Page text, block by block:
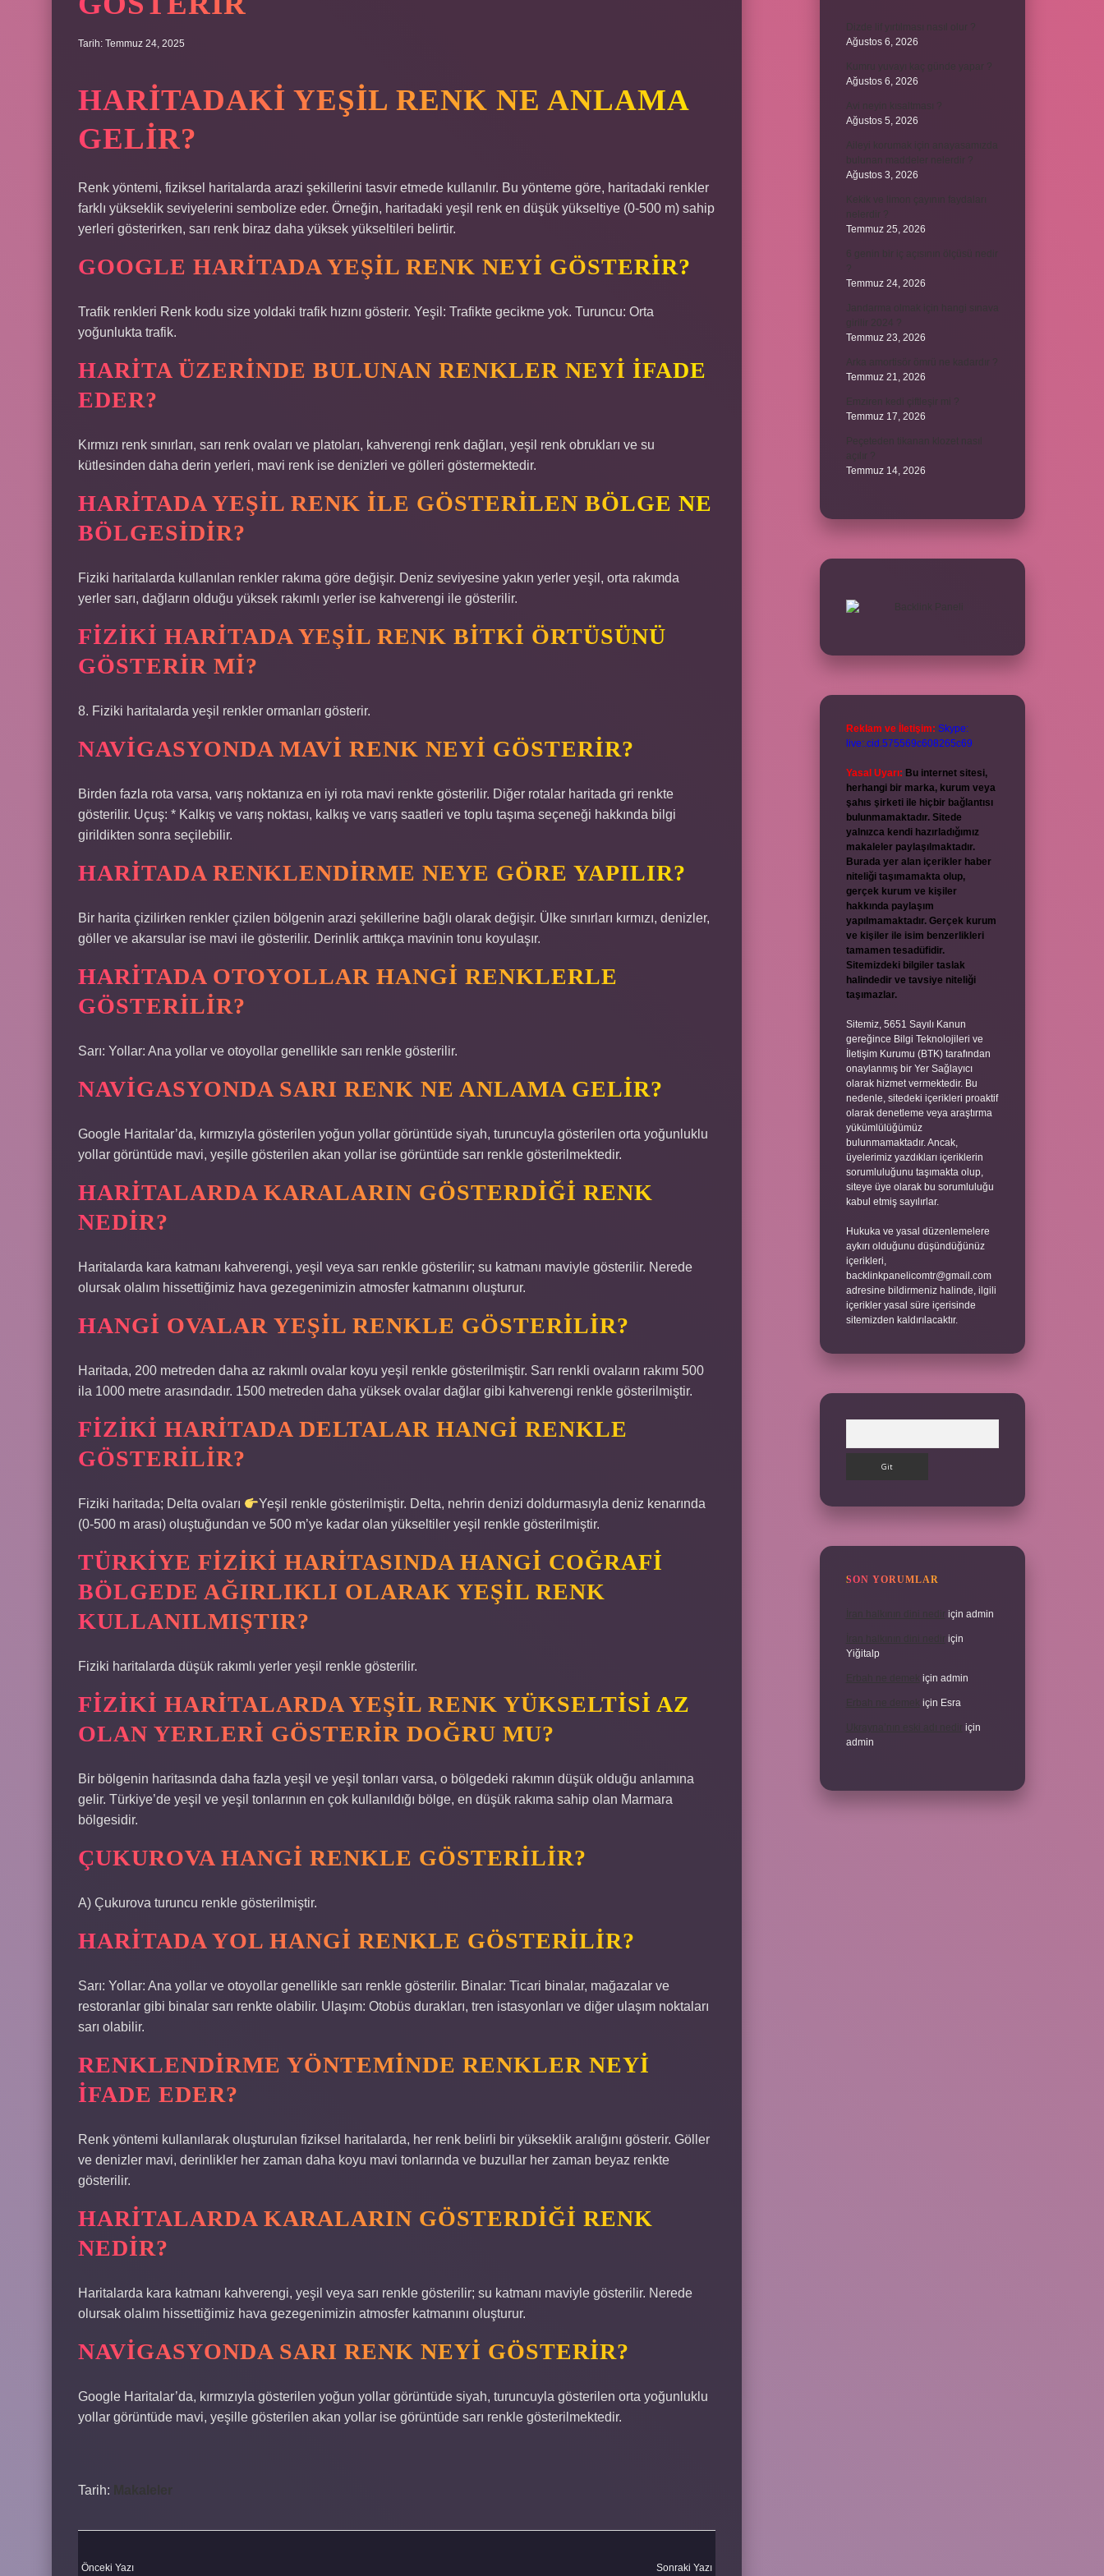
Tarih: Temmuz 24, 2025
HARITADAKI YEŞIL RENK NE ANLAMA
GELIR?
Renk yöntemi, fiziksel haritalarda arazi şekillerini tasvir etmede kullanılır. Bu yönteme göre, haritadaki renkler
farklı yükseklik seviyelerini sembolize eder. Örneğin, haritadaki yeşil renk en düşük yükseltiye (0-500 m) sahip
yerleri gösterirken, sarı renk biraz daha yüksek yükseltileri belirtir.
GOOGLE HARITADA YEŞIL RENK NEYI GÖSTERIR?
Trafik renkleri Renk kodu size yoldaki trafik hızını gösterir. Yeşil: Trafikte gecikme yok. Turuncu: Orta
yoğunlukta trafik.
HARITA ÜZERINDE BULUNAN RENKLER NEYI IFADE
EDER?
Kırmızı renk sınırları, sarı renk ovaları ve platoları, kahverengi renk dağları, yeşil renk obrukları ve su
kütlesinden daha derin yerleri, mavi renk ise denizleri ve gölleri göstermektedir.
HARITADA YEŞIL RENK ILE GÖSTERILEN BÖLGE NE
BÖLGESIDIR?
Fiziki haritalarda kullanılan renkler rakıma göre değişir. Deniz seviyesine yakın yerler yeşil, orta rakımda
yerler sarı, dağların olduğu yüksek rakımlı yerler ise kahverengi ile gösterilir.
FIZIKI HARITADA YEŞIL RENK BITKI ÖRTÜSÜNÜ
GÖSTERIR MI?
8. Fiziki haritalarda yeşil renkler ormanları gösterir.
NAVIGASYONDA MAVI RENK NEYI GÖSTERIR?
Birden fazla rota varsa, varış noktanıza en iyi rota mavi renkte gösterilir. Diğer rotalar haritada gri renkte
gösterilir. Uçuş: * Kalkış ve varış noktası, kalkış ve varış saatleri ve toplu taşıma seçeneği hakkında bilgi
girildikten sonra seçilebilir.
HARITADA RENKLENDIRME NEYE GÖRE YAPILIR?
Bir harita çizilirken renkler çizilen bölgenin arazi şekillerine bağlı olarak değişir. Ülke sınırları kırmızı, denizler,
göller ve akarsular ise mavi ile gösterilir. Derinlik arttıkça mavinin tonu koyulaşır.
HARITADA OTOYOLLAR HANGI RENKLERLE
GÖSTERILIR?
Sarı: Yollar: Ana yollar ve otoyollar genellikle sarı renkle gösterilir.
NAVIGASYONDA SARI RENK NE ANLAMA GELIR?
Google Haritalar’da, kırmızıyla gösterilen yoğun yollar görüntüde siyah, turuncuyla gösterilen orta yoğunluklu
yollar görüntüde mavi, yeşille gösterilen akan yollar ise görüntüde sarı renkle gösterilmektedir.
HARITALARDA KARALARIN GÖSTERDIĞI RENK
NEDIR?
Haritalarda kara katmanı kahverengi, yeşil veya sarı renkle gösterilir; su katmanı maviyle gösterilir. Nerede
olursak olalım hissettiğimiz hava gezegenimizin atmosfer katmanını oluşturur.
HANGI OVALAR YEŞIL RENKLE GÖSTERILIR?
Haritada, 200 metreden daha az rakımlı ovalar koyu yeşil renkle gösterilmiştir. Sarı renkli ovaların rakımı 500
ila 1000 metre arasındadır. 1500 metreden daha yüksek ovalar dağlar gibi kahverengi renkle gösterilmiştir.
FIZIKI HARITADA DELTALAR HANGI RENKLE
GÖSTERILIR?
Fiziki haritada; Delta ovaları
Yeşil renkle gösterilmiştir. Delta, nehrin denizi doldurmasıyla deniz kenarında
(0-500 m arası) oluştuğundan ve 500 m’ye kadar olan yükseltiler yeşil renkle gösterilmiştir.
TÜRKIYE FIZIKI HARITASINDA HANGI COĞRAFI
BÖLGEDE AĞIRLIKLI OLARAK YEŞIL RENK
KULLANILMIŞTIR?
Fiziki haritalarda düşük rakımlı yerler yeşil renkle gösterilir.
FIZIKI HARITALARDA YEŞIL RENK YÜKSELTISI AZ
OLAN YERLERI GÖSTERIR DOĞRU MU?
Bir bölgenin haritasında daha fazla yeşil ve yeşil tonları varsa, o bölgedeki rakımın düşük olduğu anlamına
gelir. Türkiye’de yeşil ve yeşil tonlarının en çok kullanıldığı bölge, en düşük rakıma sahip olan Marmara
bölgesidir.
ÇUKUROVA HANGI RENKLE GÖSTERILIR?
A) Çukurova turuncu renkle gösterilmiştir.
HARITADA YOL HANGI RENKLE GÖSTERILIR?
Sarı: Yollar: Ana yollar ve otoyollar genellikle sarı renkle gösterilir. Binalar: Ticari binalar, mağazalar ve
restoranlar gibi binalar sarı renkte olabilir. Ulaşım: Otobüs durakları, tren istasyonları ve diğer ulaşım noktaları
sarı olabilir.
RENKLENDIRME YÖNTEMINDE RENKLER NEYI
IFADE EDER?
Renk yöntemi kullanılarak oluşturulan fiziksel haritalarda, her renk belirli bir yükseklik aralığını gösterir. Göller
ve denizler mavi, derinlikler her zaman daha koyu mavi tonlarında ve buzullar her zaman beyaz renkte
gösterilir.
HARITALARDA KARALARIN GÖSTERDIĞI RENK
NEDIR?
Haritalarda kara katmanı kahverengi, yeşil veya sarı renkle gösterilir; su katmanı maviyle gösterilir. Nerede
olursak olalım hissettiğimiz hava gezegenimizin atmosfer katmanını oluşturur.
NAVIGASYONDA SARI RENK NEYI GÖSTERIR?
Google Haritalar’da, kırmızıyla gösterilen yoğun yollar görüntüde siyah, turuncuyla gösterilen orta yoğunluklu
yollar görüntüde mavi, yeşille gösterilen akan yollar ise görüntüde sarı renkle gösterilmektedir.
Tarih: Makaleler
Önceki Yazı Sonraki Yazı
Dizde lif yırtılması nasıl olur ?
Ağustos 6, 2026
Kumru yuvayı kaç günde yapar ?
Ağustos 6, 2026
Ağustos 5, 2026
bulunan maddeler nelerdir ?
Ağustos 3, 2026
Temmuz 25, 2026
6 genin bir iç açısının ölçüsü nedir
Temmuz 24, 2026
Temmuz 23, 2026
Temmuz 21, 2026
Temmuz 17, 2026
Temmuz 14, 2026
Reklam ve İletişim: Skype:
live:.cid.575569c608265c69
Yasal Uyarı: Bu internet sitesi,
herhangi bir marka, kurum veya
şahıs şirketi ile hiçbir bağlantısı
bulunmamaktadır. Sitede
yalnızca kendi hazırladığımız
makaleler paylaşılmaktadır.
Burada yer alan içerikler haber
niteliği taşımamakta olup,
gerçek kurum ve kişiler
hakkında paylaşım
yapılmamaktadır. Gerçek kurum
ve kişiler ile isim benzerlikleri
tamamen tesadüfidir.
Sitemizdeki bilgiler taslak
halindedir ve tavsiye niteliği
taşımazlar.
Sitemiz, 5651 Sayılı Kanun
gereğince Bilgi Teknolojileri ve
İletişim Kurumu (BTK) tarafından
onaylanmış bir Yer Sağlayıcı
olarak hizmet vermektedir. Bu
nedenle, sitedeki içerikleri proaktif
olarak denetleme veya araştırma
yükümlülüğümüz
bulunmamaktadır. Ancak,
üyelerimiz yazdıkları içeriklerin
sorumluluğunu taşımakta olup,
siteye üye olarak bu sorumluluğu
kabul etmiş sayılırlar.
Hukuka ve yasal düzenlemelere
aykırı olduğunu düşündüğünüz
içerikleri,
backlinkpanelicomtr@gmail.com
adresine bildirmeniz halinde, ilgili
içerikler yasal süre içerisinde
sitemizden kaldırılacaktır.
SON YORUMLAR
için admin
için
Yiğitalp
için admin
için Esra
için
admin